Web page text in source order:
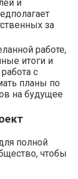
и
за
работе,
итоги и
с
планы по
на будущее
полной
чтобы